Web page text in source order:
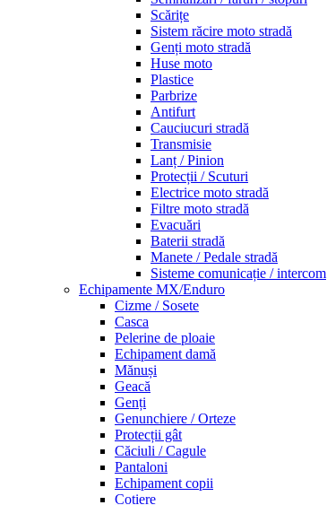
Scărițe
Sistem răcire moto stradă
Genți moto stradă
Huse moto
Plastice
Parbrize
Antifurt
Cauciucuri stradă
Transmisie
Lanț / Pinion
Protecții / Scuturi
Electrice moto stradă
Filtre moto stradă
Evacuări
Baterii stradă
Manete / Pedale stradă
Sisteme comunicație / intercom
Echipamente MX/Enduro
Cizme / Sosete
Casca
Pelerine de ploaie
Echipament damă
Mănuși
Geacă
Genți
Genunchiere / Orteze
Protecții gât
Căciuli / Cagule
Pantaloni
Echipament copii
Cotiere